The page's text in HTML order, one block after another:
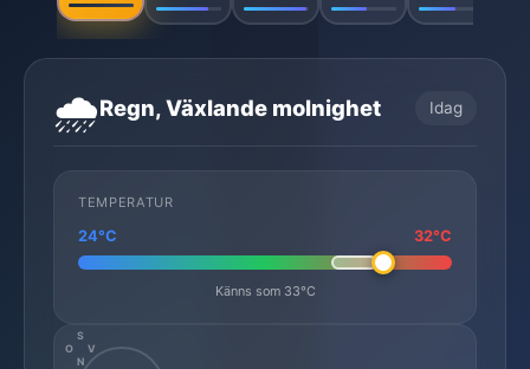
🌧️Regn, Växlande molnighet Idag
TEMPERATUR
24°C 32°C
Känns som 33°C
N
S
O
V